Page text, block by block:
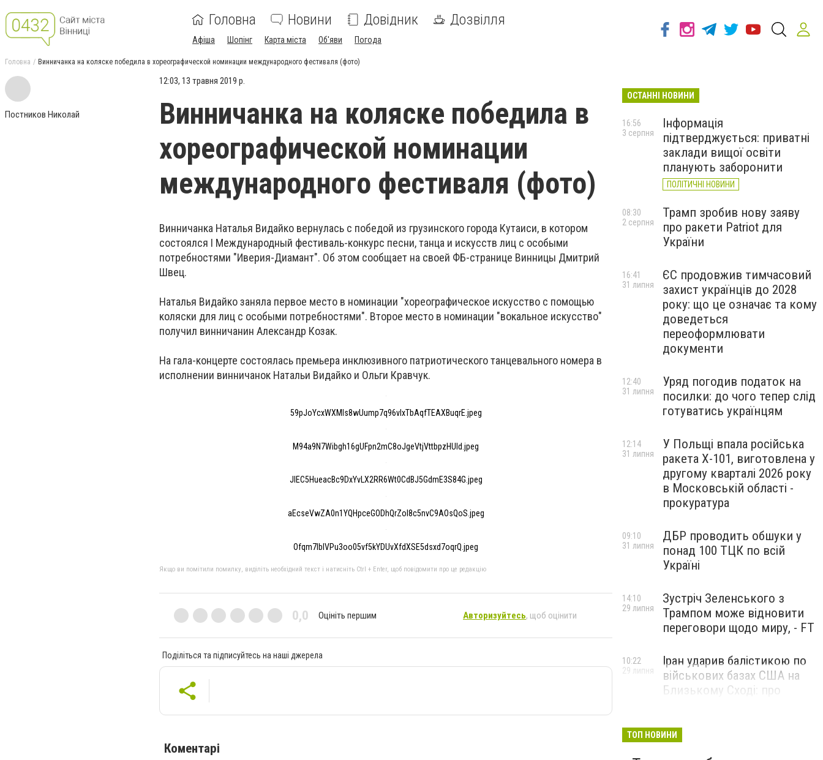
Головна Новини Довідник Дозвілля
Афіша Шопінг Карта міста Об'яви Погода
Головна Винничанка на коляске победила в хореографической номинации международного фестиваля (фото)
Постников Николай
12:03, 13 травня 2019 р.
Винничанка на коляске победила в
хореографической номинации
международного фестиваля (фото)
Винничанка Наталья Видайко вернулась с победой из грузинского города Кутаиси, в котором
состоялся I Международный фестиваль-конкурс песни, танца и искусств лиц с особыми
потребностями "Иверия-Диамант". Об этом сообщает на своей ФБ-странице Винницы Дмитрий
Швец.
Наталья Видайкозаняла первое место в номинации "хореографическое искусство с помощью
коляски для лиц с особыми потребностями". Второе место в номинации "вокальное искусство"
получил винничанин Александр Козак.
На гала-концерте состоялась премьера инклюзивного патриотического танцевального номера в
исполнении винничанок Натальи Видайко и Ольги Кравчук.
59pJoYcxWXMls8wUump7q96vlxTbAqfTEAXBuqrE.jpeg
M94a9N7Wibgh16gUFpn2mC8oJgeVtjVttbpzHUId.jpeg
JIEC5HueacBc9DxYvLX2RR6Wt0CdBJ5GdmE3S84G.jpeg
aEcseVwZA0n1YQHpceGODhQrZoI8c5nvC9AOsQoS.jpeg
Ofqm7IbIVPu3oo05vf5kYDUvXfdXSE5dsxd7oqrQ.jpeg
Якщо ви помітили помилку, виділіть необхідний текст і натисніть Ctrl + Enter, щоб повідомити про це редакцію
0,0 Оцініть першим Авторизуйтесь, щоб оцінити
Поділіться та підписуйтесь на наші джерела
Коментарі
ОСТАННІ НОВИНИ
Інформація
підтверджується: приватні
заклади вищої освіти
планують заборонити
ПОЛІТИЧНІ НОВИНИ
16:56
3 серпня
Трамп зробив нову заяву
про ракети Patriot для
України
08:30
2 серпня
ЄС продовжив тимчасовий
захист українців до 2028
року: що це означає та кому
доведеться
переоформлювати
документи
16:41
31 липня
Уряд погодив податок на
посилки: до чого тепер слід
готуватись українцям
12:40
31 липня
У Польщі впала російська
ракета X-101, виготовлена у
другому кварталі 2026 року
в Московській області -
прокуратура
12:14
31 липня
ДБР проводить обшуки у
понад 100 ТЦК по всій
Україні
09:10
31 липня
Зустріч Зеленського з
Трампом може відновити
переговори щодо миру, - FT
14:10
29 липня
Іран ударив балістикою по
військових базах США на
Близькому Сході: про
10:22
29 липня
ТОП НОВИНИ